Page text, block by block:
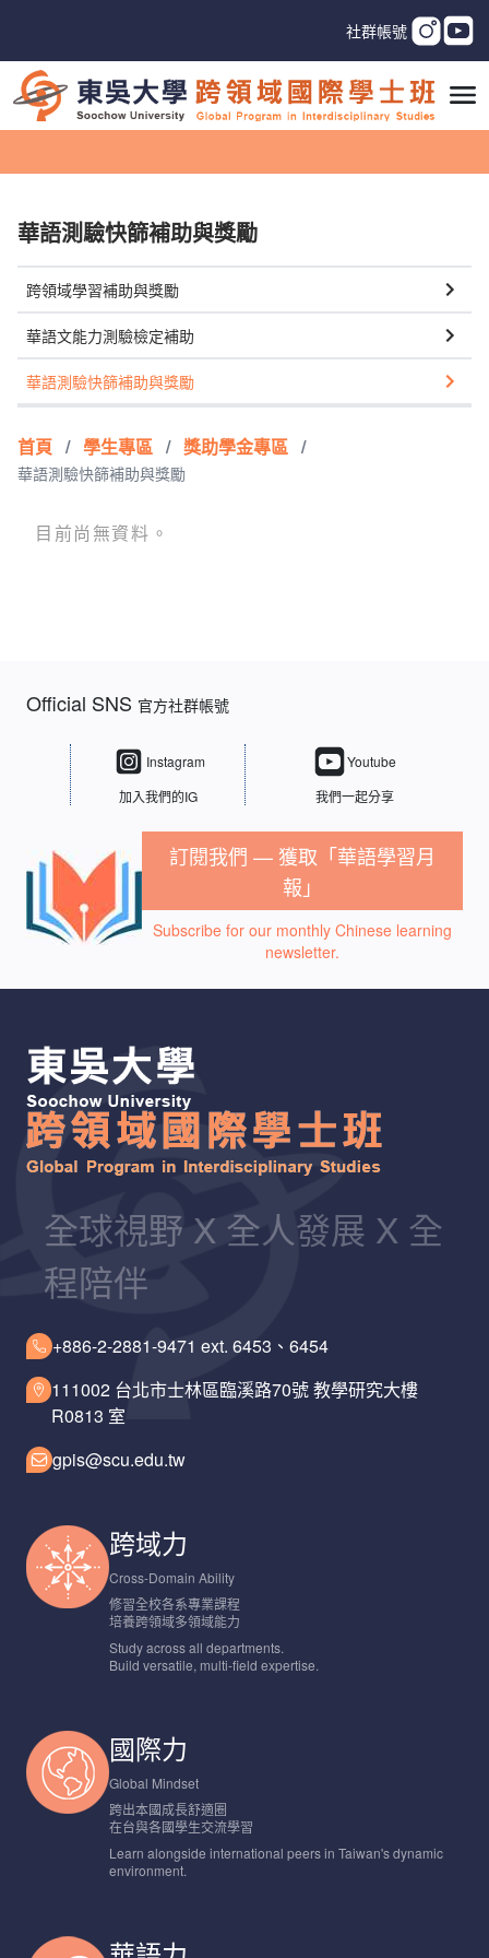
社群帳號
華語測驗快篩補助與獎勵
跨領域學習補助與獎勵
華語文能力測驗檢定補助
華語測驗快篩補助與獎勵
首頁 / 學生專區 / 獎助學金專區 /
華語測驗快篩補助與獎勵
目前尚無資料。
Official SNS 官方社群帳號
Instagram
加入我們的IG
Youtube
我們一起分享
訂閱我們 — 獲取「華語學習月
報」
Subscribe for our monthly Chinese learning
newsletter.
全球視野 X 全人發展 X 全
程陪伴
+886-2-2881-9471 ext. 6453、6454
111002 台北市士林區臨溪路70號 教學研究大樓
R0813 室
gpis@scu.edu.tw
跨域力
Cross-Domain Ability
修習全校各系專業課程
培養跨領域多領域能力
Study across all departments.
Build versatile, multi-field expertise.
國際力
Global Mindset
跨出本國成長舒適圈
在台與各國學生交流學習
Learn alongside international peers in Taiwan's dynamic
environment.